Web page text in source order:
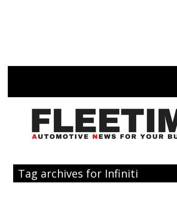
Tag archives for Infiniti